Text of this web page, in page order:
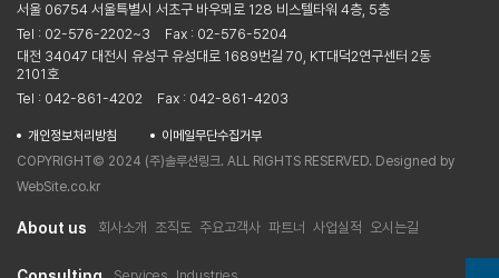
서울 06754 서울특별시 서초구 바우뫼로 128 비스텔타워 4층, 5층
Tel : 02-576-2202~3
Fax : 02-576-5204
대전 34047 대전시 유성구 유성대로 1689번길 70, KT대덕2연구센터 2동
2101호
Tel : 042-861-4202
Fax : 042-861-4203
개인정보처리방침
이메일무단수집거부
COPYRIGHT© 2024 (주)솔루션링크. ALL RIGHTS RESERVED. Designed by
WebSite.co.kr
About us 회사소개 조직도 주요고객사 파트너 사업실적 오시는길